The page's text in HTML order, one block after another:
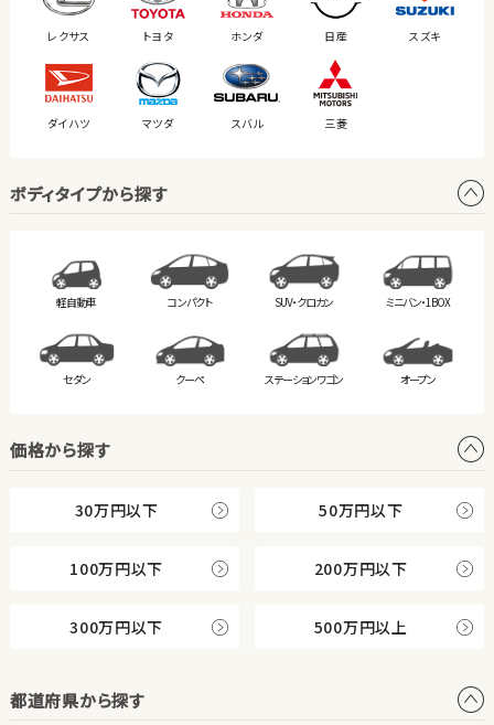
レクサス トヨタ ホンダ 日産 スズキ
ダイハツ マツダ スバル 三菱
ボディタイプから探す
軽自動車 コンパクト SUV・クロカン ミニバン・1BOX
セダン クーペ ステーションワゴン オープン
価格から探す
30万円以下 50万円以下
100万円以下 200万円以下
300万円以下 500万円以上
都道府県から探す